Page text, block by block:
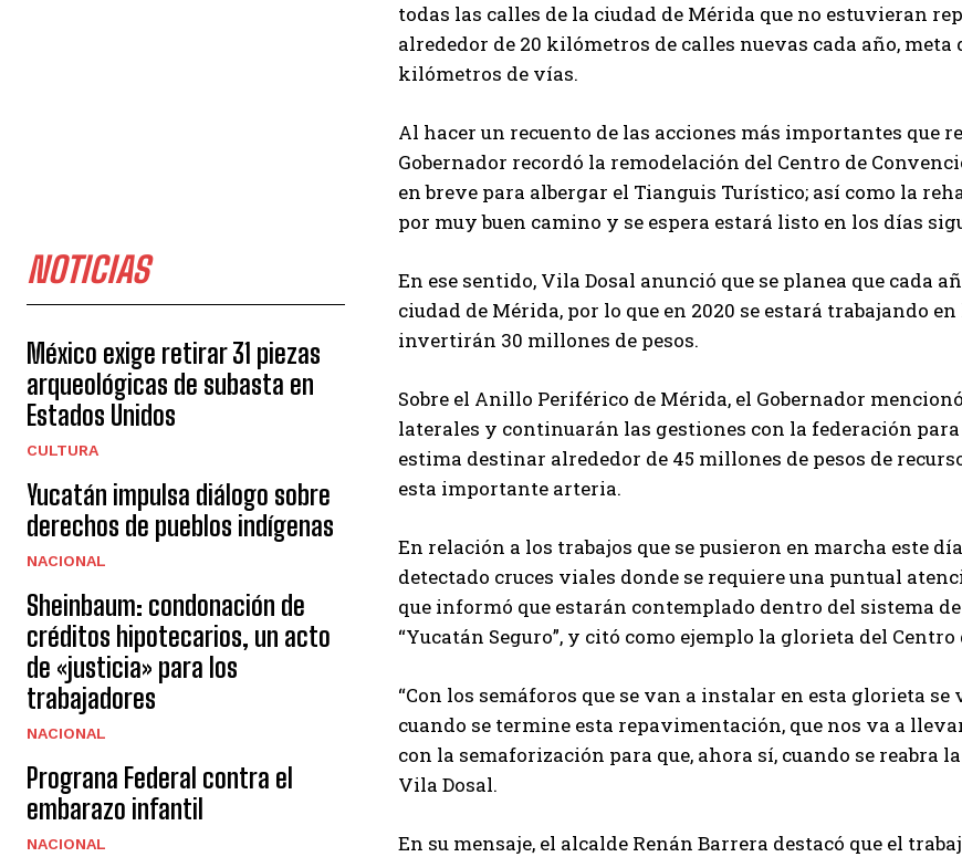
NOTICIAS
México exige retirar 31 piezas
arqueológicas de subasta en
Estados Unidos
CULTURA
Yucatán impulsa diálogo sobre
derechos de pueblos indígenas
NACIONAL
Sheinbaum: condonación de
créditos hipotecarios, un acto
de «justicia» para los
trabajadores
NACIONAL
Prograna Federal contra el
embarazo infantil
NACIONAL
todas las calles de la ciudad de Mérida que no estuvieran
alrededor de 20 kilómetros de calles nuevas cada año,
kilómetros de vías.
Al hacer un recuento de las acciones más importantes que
Gobernador recordó la remodelación del Centro de
en breve para albergar el Tianguis Turístico; así como la
por muy buen camino y se espera estará listo en los días
En ese sentido, Vila Dosal anunció que se planea que cada
ciudad de Mérida, por lo que en 2020 se estará trabajando
invertirán 30 millones de pesos.
Sobre el Anillo Periférico de Mérida, el Gobernador
laterales y continuarán las gestiones con la federación
estima destinar alrededor de 45 millones de pesos de
esta importante arteria.
En relación a los trabajos que se pusieron en marcha este
detectado cruces viales donde se requiere una puntual
que informó que estarán contemplado dentro del sistema
“Yucatán Seguro”, y citó como ejemplo la glorieta del
“Con los semáforos que se van a instalar en esta glorieta
cuando se termine esta repavimentación, que nos va a
con la semaforización para que, ahora sí, cuando se reabra
Vila Dosal.
En su mensaje, el alcalde Renán Barrera destacó que el